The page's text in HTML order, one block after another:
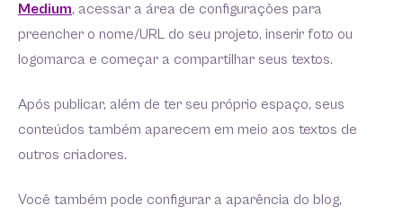
Medium, acessar a área de configurações para
preencher o nome/URL do seu projeto, inserir foto ou
logomarca e começar a compartilhar seus textos.
Após publicar, além de ter seu próprio espaço, seus
conteúdos também aparecem em meio aos textos de
outros criadores.
Você também pode configurar a aparência do blog,